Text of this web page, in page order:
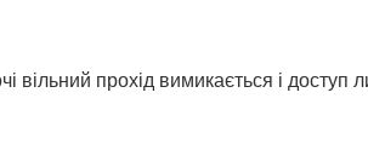
вільний прохід вимикається і